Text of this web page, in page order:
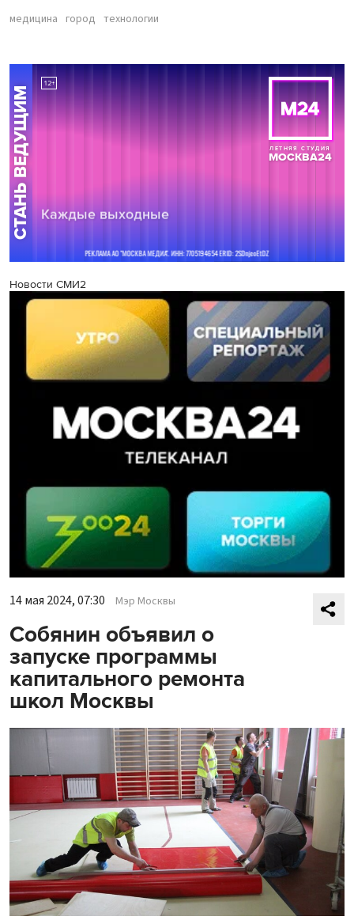
медицина город технологии
Новости СМИ2
14 мая 2024, 07:30 Мэр Москвы
Собянин объявил о
запуске программы
капитального ремонта
школ Москвы